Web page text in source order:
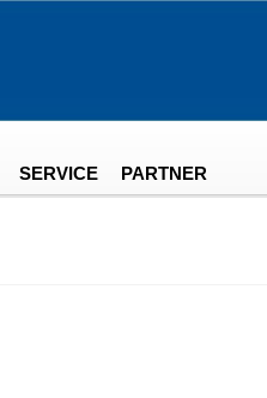
SERVICE PARTNER